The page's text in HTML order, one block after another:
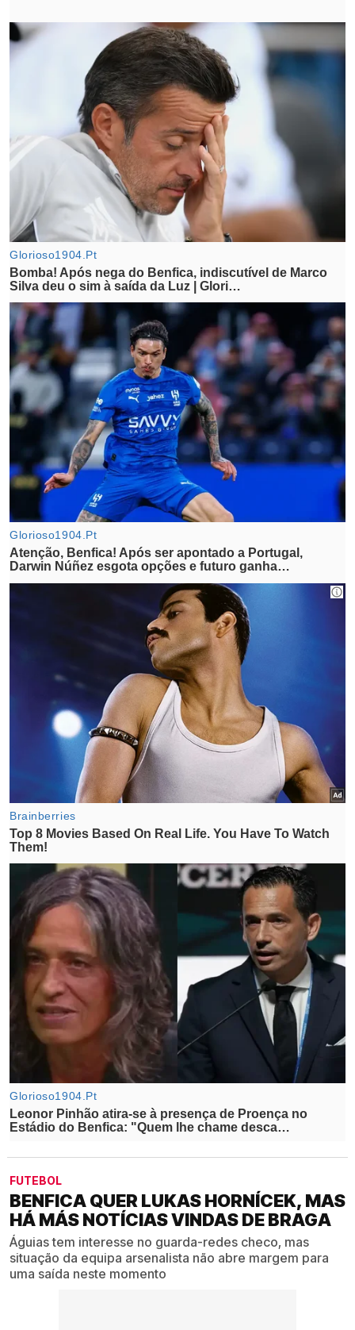
FUTEBOL
BENFICA QUER LUKAS HORNÍCEK, MAS
HÁ MÁS NOTÍCIAS VINDAS DE BRAGA
Águias tem interesse no guarda-redes checo, mas
situação da equipa arsenalista não abre margem para
uma saída neste momento